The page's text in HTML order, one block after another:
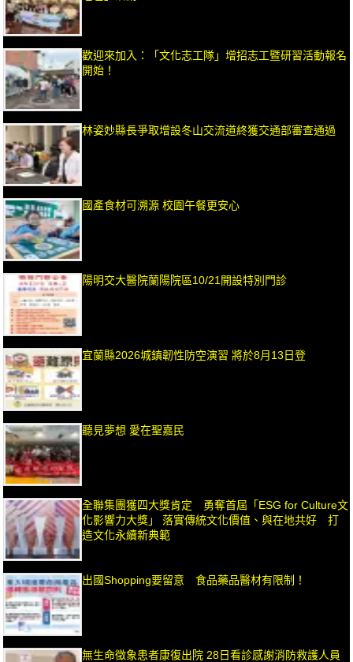
歡迎來加入：「文化志工隊」增招志工暨研習活動報名
開始！
林姿妙縣長爭取增設冬山交流道終獲交通部審查通過
國產食材可溯源 校園午餐更安心
陽明交大醫院蘭陽院區10/21開設特別門診
宜蘭縣2026城鎮韌性防空演習 將於8月13日登
聽見夢想 愛在聖嘉民
全聯集團獲四大獎肯定 勇奪首屆「ESG for Culture文
化影響力大獎」 落實傳統文化價值、與在地共好 打
造文化永續新典範
出國Shopping要留意 食品藥品醫材有限制！
無生命徵象患者康復出院 28日看診感謝消防救護人員